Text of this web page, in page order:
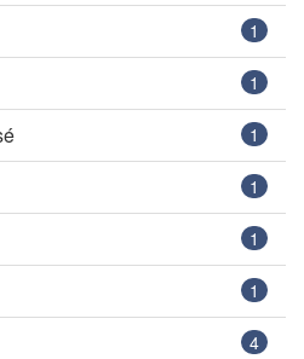
1
1
1
1
1
1
4